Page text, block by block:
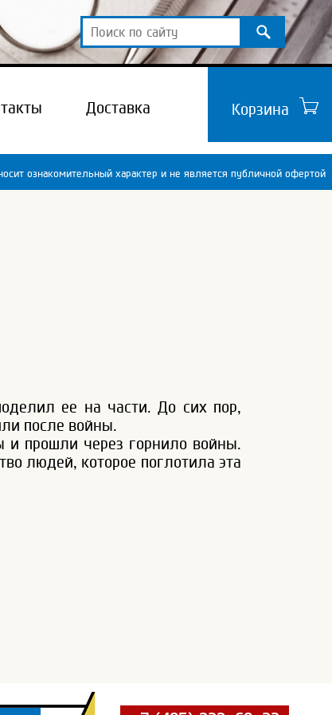
Доставка Корзина
ознакомительный характер и не является публичной офертой
ее на части. До сих пор,
после войны.
прошли через горнило войны.
людей, которое поглотила эта